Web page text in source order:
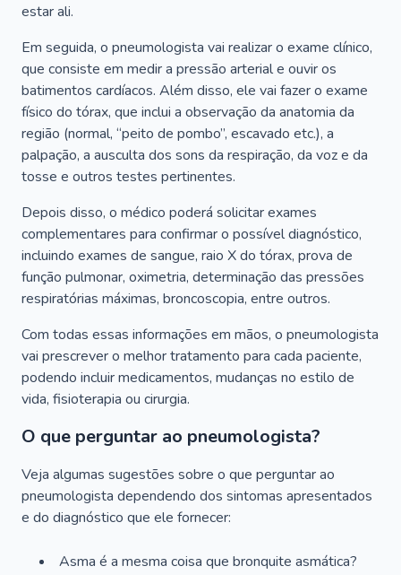
estar ali.
Em seguida, o pneumologista vai realizar o exame clínico,
que consiste em medir a pressão arterial e ouvir os
batimentos cardíacos. Além disso, ele vai fazer o exame
físico do tórax, que inclui a observação da anatomia da
região (normal, “peito de pombo”, escavado etc.), a
palpação, a ausculta dos sons da respiração, da voz e da
tosse e outros testes pertinentes.
Depois disso, o médico poderá solicitar exames
complementares para confirmar o possível diagnóstico,
incluindo exames de sangue, raio X do tórax, prova de
função pulmonar, oximetria, determinação das pressões
respiratórias máximas, broncoscopia, entre outros.
Com todas essas informações em mãos, o pneumologista
vai prescrever o melhor tratamento para cada paciente,
podendo incluir medicamentos, mudanças no estilo de
vida, fisioterapia ou cirurgia.
O que perguntar ao pneumologista?
Veja algumas sugestões sobre o que perguntar ao
pneumologista dependendo dos sintomas apresentados
e do diagnóstico que ele fornecer:
Asma é a mesma coisa que bronquite asmática?